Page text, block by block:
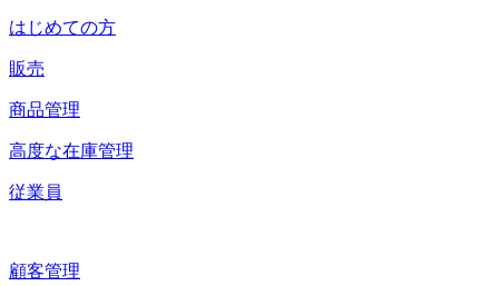
はじめての方
販売
商品管理
高度な在庫管理
従業員
顧客管理